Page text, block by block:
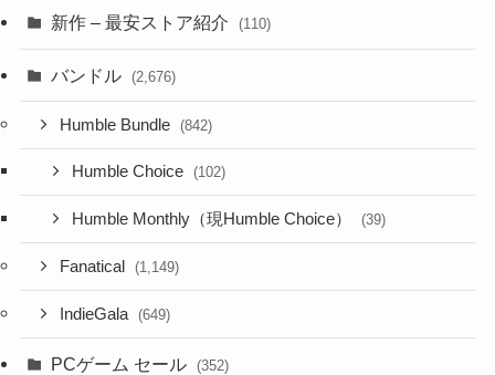
新作 – 最安ストア紹介 (110)
バンドル (2,676)
Humble Bundle (842)
Humble Choice (102)
Humble Monthly（現Humble Choice） (39)
Fanatical (1,149)
IndieGala (649)
PCゲーム セール (352)